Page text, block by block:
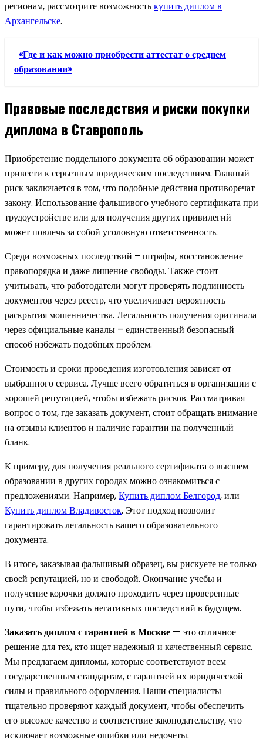
регионам, рассмотрите возможностькупить диплом в
Архангельске.
«Где и как можно приобрести аттестат о среднем
образовании»
Правовые последствия и риски покупки
диплома в Ставрополь
Приобретение поддельного документа об образовании может
привести к серьезным юридическим последствиям. Главный
риск заключается в том, что подобные действия противоречат
закону. Использование фальшивого учебного сертификата при
трудоустройстве или для получения других привилегий
может повлечь за собой уголовную ответственность.
Среди возможных последствий – штрафы, восстановление
правопорядка и даже лишение свободы. Также стоит
учитывать, что работодатели могут проверять подлинность
документов через реестр, что увеличивает вероятность
раскрытия мошенничества. Легальность получения оригинала
через официальные каналы – единственный безопасный
способ избежать подобных проблем.
Стоимость и сроки проведения изготовления зависят от
выбранного сервиса. Лучше всего обратиться в организации с
хорошей репутацией, чтобы избежать рисков. Рассматривая
вопрос о том, где заказать документ, стоит обращать внимание
на отзывы клиентов и наличие гарантии на полученный
бланк.
К примеру, для получения реального сертификата о высшем
образовании в других городах можно ознакомиться с
предложениями. Например,Купить диплом Белгород, или
Купить диплом Владивосток. Этот подход позволит
гарантировать легальность вашего образовательного
документа.
В итоге, заказывая фальшивый образец, вы рискуете не только
своей репутацией, но и свободой. Окончание учебы и
получение корочки должно проходить через проверенные
пути, чтобы избежать негативных последствий в будущем.
Заказать диплом с гарантией в Москве — это отличное
решение для тех, кто ищет надежный и качественный сервис.
Мы предлагаем дипломы, которые соответствуют всем
государственным стандартам, с гарантией их юридической
силы и правильного оформления. Наши специалисты
тщательно проверяют каждый документ, чтобы обеспечить
его высокое качество и соответствие законодательству, что
исключает возможные ошибки или недочеты.